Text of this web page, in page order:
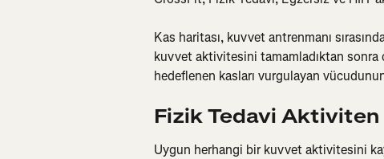
Kas haritası, kuvvet antrenmanı
kuvvet aktivitesini tamamladıktan sonra
hedeflenen kasları vurgulayan
Fizik Tedavi Aktiviten
Uygun herhangi bir kuvvet aktivitesini